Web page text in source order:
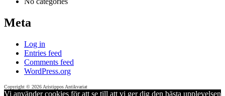
Meta
Log in
Entries feed
Comments feed
WordPress.org
Copyright © 2026 Aristippos Antikvariat
Vi använder cookies för att se till att vi ger dig den bästa upplevelsen